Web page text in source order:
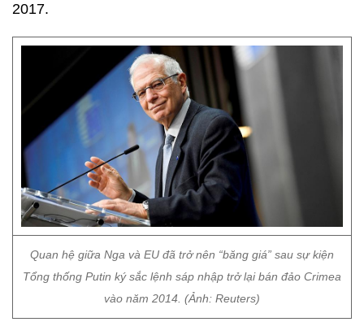
2017.
Quan hệ giữa Nga và EU đã trở nên “băng giá” sau sự kiện
Tổng thống Putin ký sắc lệnh sáp nhập trở lại bán đảo Crimea
vào năm 2014. (Ảnh: Reuters)